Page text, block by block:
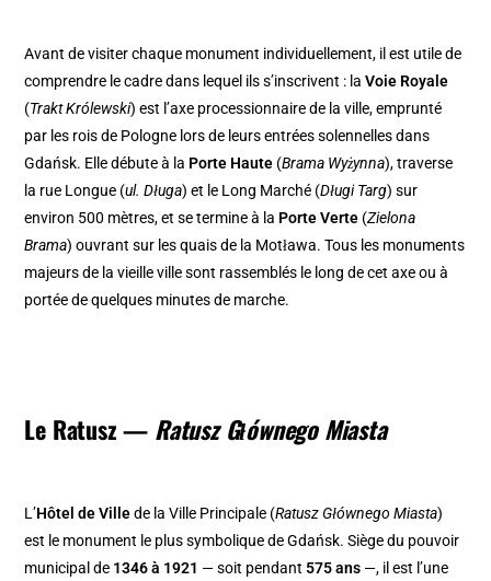
Avant de visiter chaque monument individuellement, il est utile de
comprendre le cadre dans lequel ils s’inscrivent : laVoie Royale
(Trakt Królewski) est l’axe processionnaire de la ville, emprunté
par les rois de Pologne lors de leurs entrées solennelles dans
Gdańsk. Elle débute à la Porte Haute (Brama Wyżynna), traverse
la rue Longue (ul. Długa) et le Long Marché (Długi Targ) sur
environ 500 mètres, et se termine à la Porte Verte (Zielona
Brama) ouvrant sur les quais de la Motława. Tous les monuments
majeurs de la vieille ville sont rassemblés le long de cet axe ou à
portée de quelques minutes de marche.
Le Ratusz — Ratusz Głównego Miasta
L’Hôtel de Villede la Ville Principale (Ratusz Głównego Miasta)
est le monument le plus symbolique de Gdańsk. Siège du pouvoir
municipal de 1346 à 1921 — soit pendant 575 ans —, il est l’une